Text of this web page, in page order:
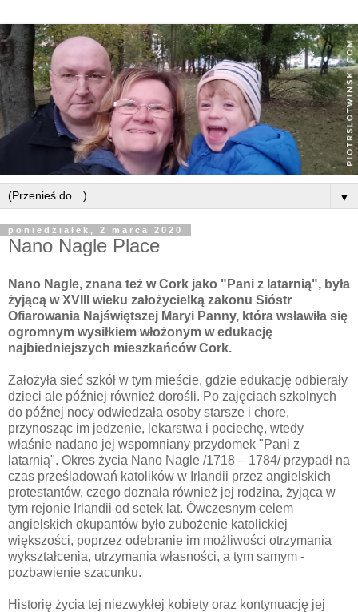
▼
poniedziałek, 2 marca 2020
Nano Nagle Place
Nano Nagle, znana też w Cork jako "Pani z latarnią", była
żyjącą w XVIII wieku założycielką zakonu Sióstr
Ofiarowania Najświętszej Maryi Panny, która wsławiła się
ogromnym wysiłkiem włożonym w edukację
najbiedniejszych mieszkańców Cork.
Założyła sieć szkół w tym mieście, gdzie edukację odbierały
dzieci ale później również dorośli. Po zajęciach szkolnych
do późnej nocy odwiedzała osoby starsze i chore,
przynosząc im jedzenie, lekarstwa i pociechę, wtedy
właśnie nadano jej wspomniany przydomek "Pani z
latarnią". Okres życia Nano Nagle /1718 – 1784/ przypadł na
czas prześladowań katolików w Irlandii przez angielskich
protestantów, czego doznała również jej rodzina, żyjąca w
tym rejonie Irlandii od setek lat. Ówczesnym celem
angielskich okupantów było zubożenie katolickiej
większości, poprzez odebranie im możliwości otrzymania
wykształcenia, utrzymania własności, a tym samym -
pozbawienie szacunku.
Historię życia tej niezwykłej kobiety oraz kontynuację jej